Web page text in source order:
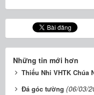
Những tin mới hơn
​​​​​​​Thiếu Nhi VHTK Chúa
Đá góc tường (06/03/